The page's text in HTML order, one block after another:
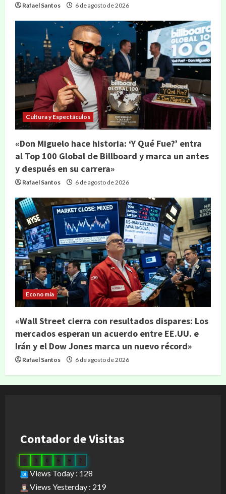
Rafael Santos 6 de agosto de 2026
Cultura y Espectáculos
«Don Miguelo hace historia: ‘Y Qué Fue?’ entra
al Top 100 Global de Billboard y marca un antes
y después en su carrera»
Rafael Santos 6 de agosto de 2026
Economía
«Wall Street cierra con resultados dispares: Los
mercados esperan un acuerdo entre EE.UU. e
Irán y el Dow Jones marca un nuevo récord»
Rafael Santos 6 de agosto de 2026
Contador de Visitas
0 9 9 2
Views Today : 128
Views Yesterday : 219